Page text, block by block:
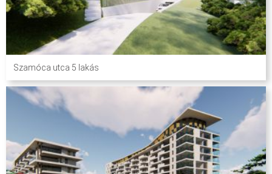
Szamóca utca 5 lakás